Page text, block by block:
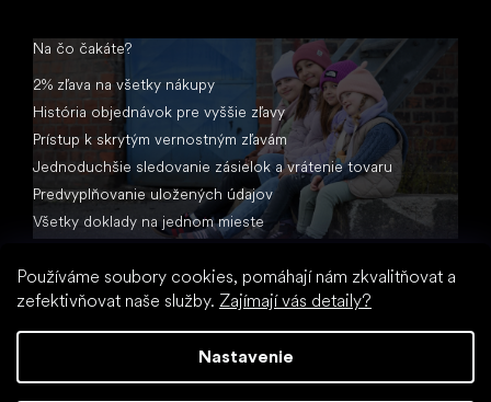
Používáme soubory cookies, pomáhají nám zkvalitňovat a
zefektivňovat naše služby. Zajímají vás detaily?
Nastavenie
Na čo čakáte?
2% zľava na všetky nákupy
História objednávok pre vyššie zľavy
Prístup k skrytým vernostným zľavám
Jednoduchšie sledovanie zásielok a vrátenie tovaru
Predvyplňovanie uložených údajov
Všetky doklady na jednom mieste
Vytvoril Shoptet